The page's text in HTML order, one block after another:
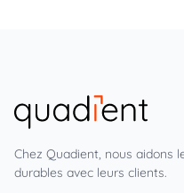
Chez Quadient, nous aidons
durables avec leurs clients.